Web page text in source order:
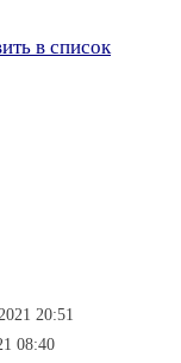
в список
20:51
08:40